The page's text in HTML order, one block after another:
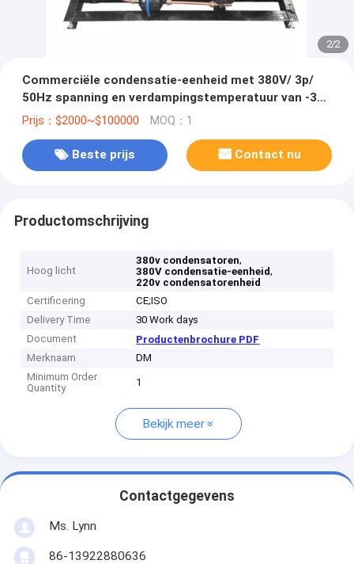
2/2
Commerciële condensatie-eenheid met 380V/ 3p/
50Hz spanning en verdampingstemperatuur van -35-
23 graden Celsius
Prijs：$2000~$100000 MOQ：1
Beste prijs Contact nu
Productomschrijving
Hoog licht
380v condensatoren,
380V condensatie-eenheid,
220v condensatorenheid
Certificering
CE;ISO
Delivery Time
30 Work days
Document
Productenbrochure PDF
Merknaam
DM
Minimum Order
Quantity
1
Bekijk meer
Contactgegevens
Ms. Lynn
86-13922880636